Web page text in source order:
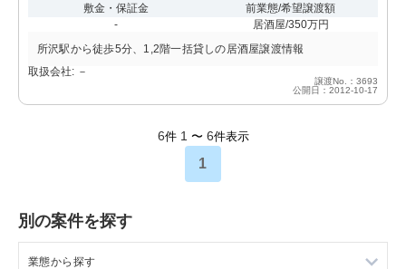
敷金・保証金
-
前業態/希望譲渡額
居酒屋/350万円
所沢駅から徒歩5分、1,2階一括貸しの居酒屋譲渡情報
取扱会社: －
譲渡No.：3693
公開日：2012-10-17
6件 1 〜 6件表示
1
別の案件を探す
業態から探す